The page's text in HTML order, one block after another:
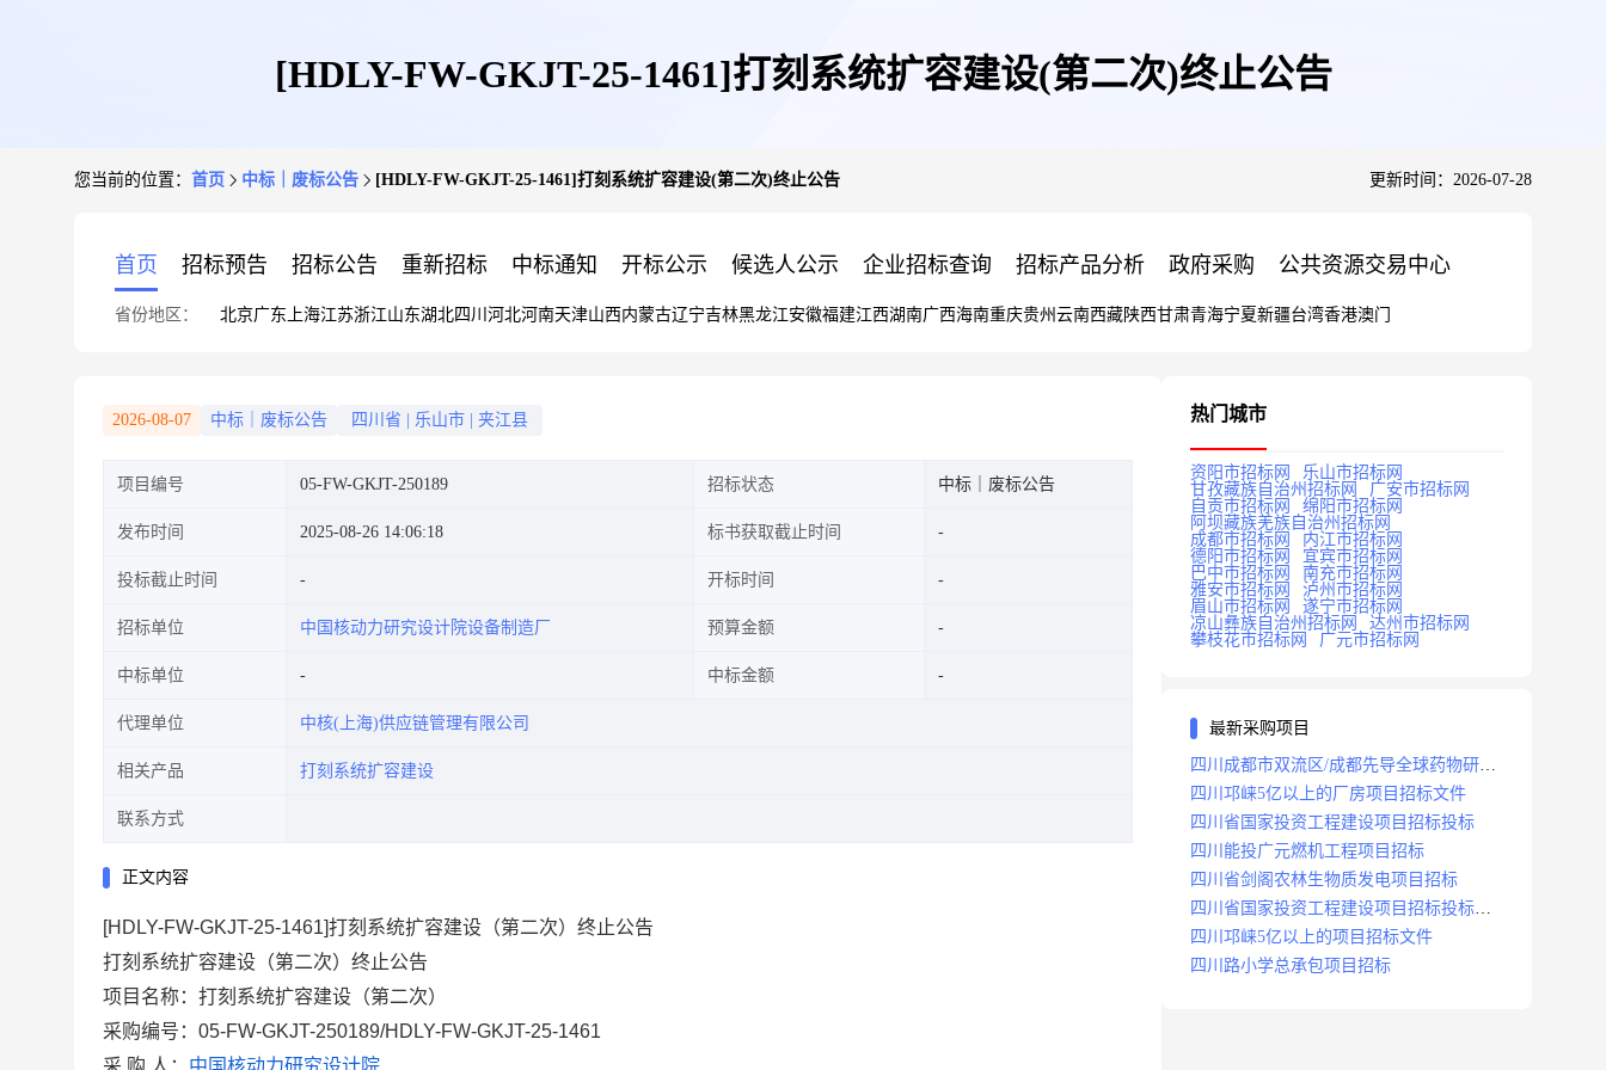
[HDLY-FW-GKJT-25-1461]打刻系统扩容建设(第二次)终止公告
您当前的位置： 首页 中标｜废标公告 [HDLY-FW-GKJT-25-1461]打刻系统扩容建设(第二次)终止公告 更新时间：2026-07-28
首页 招标预告 招标公告 重新招标 中标通知 开标公示 候选人公示 企业招标查询 招标产品分析 政府采购 公共资源交易中心
省份地区： 北京广东 上海江苏浙江山东湖北四川 河北河南天津山西内蒙古辽宁吉林黑龙江安徽福建江西湖南广西海南重庆贵州 云南西藏陕西甘肃青海宁夏新疆台湾香港澳门
2026-08-07 中标｜废标公告 四川省 乐山市 夹江县
项目编号 05-FW-GKJT-250189 招标状态 中标｜废标公告
发布时间 2025-08-26 14:06:18 标书获取截止时间
投标截止时间 开标时间
招标单位 中国核动力研究设计院设备制造厂 预算金额
中标单位 中标金额
代理单位 中核(上海)供应链管理有限公司
相关产品 打刻系统扩容建设
联系方式
正文内容
[HDLY-FW-GKJT-25-1461]打刻系统扩容建设（第二次）终止公告
打刻系统扩容建设（第二次） 终止公告
项目名称：打刻系统扩容建设（第二次）
采购编号： 05-FW-GKJT-250189/HDLY-FW-GKJT-25-1461
采 购 人： 中国核动力研究设计院
热门城市
资阳市招标网
乐山市招标网
甘孜藏族自治州招标网
广安市招标网
自贡市招标网
绵阳市招标网
阿坝藏族羌族自治州招标网
成都市招标网
内江市招标网
德阳市招标网
宜宾市招标网
巴中市招标网
南充市招标网
雅安市招标网
泸州市招标网
眉山市招标网
遂宁市招标网
凉山彝族自治州招标网
达州市招标网
攀枝花市招标网
广元市招标网
最新采购项目
四川成都市双流区/成都先导全球药物研发
生产基地(一期)(dj)项目招标标段
四川邛崃5亿以上的厂房项目招标文件
四川省国家投资工程建设项目招标投标
四川能投广元燃机工程项目招标
四川省剑阁农林生物质发电项目招标
四川省国家投资工程建设项目招标投标
2008年版
四川邛崃5亿以上的项目招标文件
四川路小学总承包项目招标